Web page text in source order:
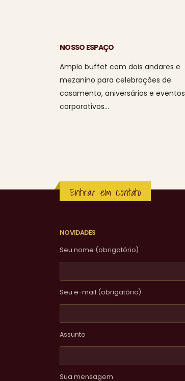
NOSSO ESPAÇO
Amplo buffet com dois andares e
mezanino para celebrações de
casamento, aniversários e eventos
corporativos…
Entrar em contato
NOVIDADES
Seu nome (obrigatório)
Seu e-mail (obrigatório)
Assunto
Sua mensagem